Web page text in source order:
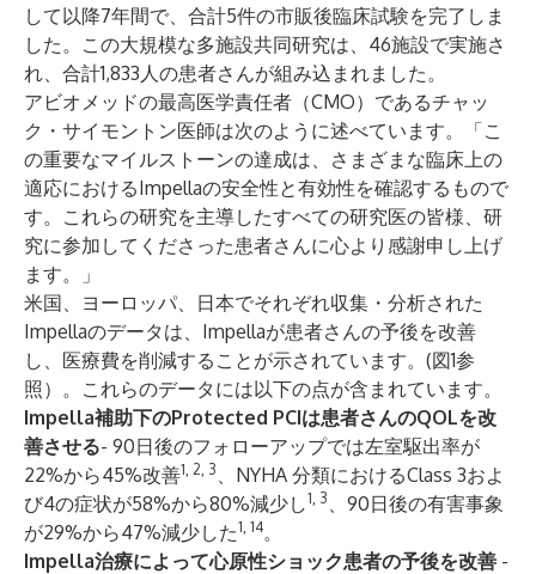
して以降7年間で、合計5件の市販後臨床試験を完了しま
した。この大規模な多施設共同研究は、46施設で実施さ
れ、合計1,833人の患者さんが組み込まれました。
アビオメッドの最高医学責任者（CMO）であるチャッ
ク・サイモントン医師は次のように述べています。「こ
の重要なマイルストーンの達成は、さまざまな臨床上の
適応におけるImpellaの安全性と有効性を確認するもので
す。これらの研究を主導したすべての研究医の皆様、研
究に参加してくださった患者さんに心より感謝申し上げ
ます。」
米国、ヨーロッパ、日本でそれぞれ収集・分析された
Impellaのデータは、Impellaが患者さんの予後を改善
し、医療費を削減することが示されています。(図1参
照）。これらのデータには以下の点が含まれています。
Impella補助下のProtected PCIは患者さんのQOLを改
善させる- 90日後のフォローアップでは左室駆出率が
22%から45%改善1, 2, 3 、NYHA 分類におけるClass 3およ
び4の症状が58%から80%減少し1, 3 、90日後の有害事象
が29%から47%減少した1, 14。
Impella治療によって心原性ショック患者の予後を改善 -